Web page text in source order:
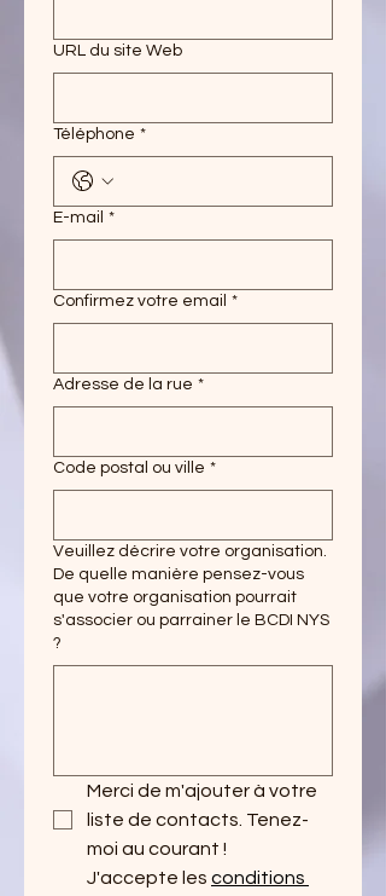
URL du site Web
Téléphone *
E-mail *
Confirmez votre email *
Adresse de la rue *
Code postal ou ville *
Veuillez décrire votre organisation.
De quelle manière pensez-vous
que votre organisation pourrait
s'associer ou parrainer le BCDI NYS
?
Merci de m'ajouter à votre
liste de contacts. Tenez-
moi au courant !
J'accepte les conditions